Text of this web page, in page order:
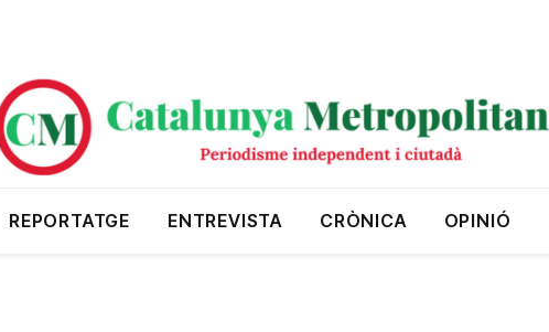
REPORTATGE ENTREVISTA CRÒNICA OPINIÓ